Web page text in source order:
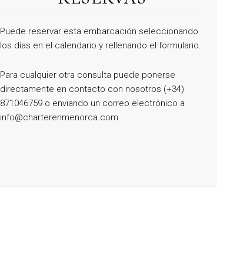
Puede reservar esta embarcación seleccionando
los días en el calendario y rellenando el formulario.
Para cualquier otra consulta puede ponerse
directamente en contacto con nosotros (+34)
871046759 o enviando un correo electrónico a
info@charterenmenorca.com